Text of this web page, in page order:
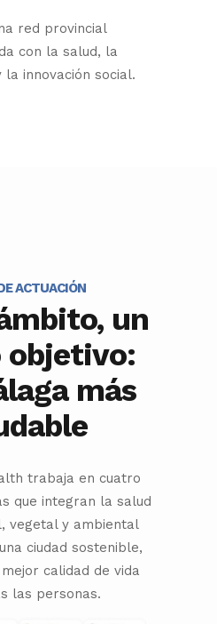
red provincial
con la salud, la
innovación social.
ACTUACIÓN
un
objetivo:
más
trabaja en cuatro
que integran la salud
vegetal y ambiental
ciudad sostenible,
calidad de vida
las personas.